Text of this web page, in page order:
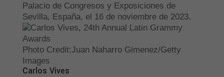
Palacio de Congresos y Exposiciones de
Sevilla, España, el 16 de noviembre de 2023.
Photo Credit:Juan Naharro Gimenez/Getty
Images
Carlos Vives